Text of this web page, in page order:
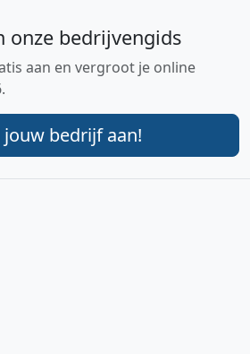
onze bedrijvengids
aan en vergroot je online
jouw bedrijf aan!